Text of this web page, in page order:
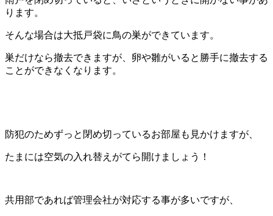
ります。
そんな場合は大抵戸袋に鳥の巣ができています。
巣だけなら撤去できますが、卵や雛がいると勝手に撤去する
ことができなくなります。
防犯のためずっと閉め切っているお部屋も見かけますが、
たまには空気の入れ替えがてら開けましょう！
共用部であれば管理会社が対応する事が多いですが、